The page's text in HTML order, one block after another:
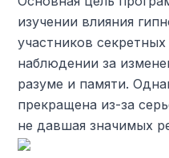
изучении влияния
участников
наблюдении за
разуме и памяти.
прекращена из-за
не давшая значимых